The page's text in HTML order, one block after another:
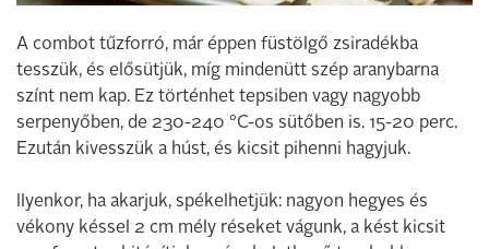
A combot tűzforró, már éppen füstölgő zsiradékba
tesszük, és elősütjük, míg mindenütt szép aranybarna
színt nem kap. Ez történhet tepsiben vagy nagyobb
serpenyőben, de 230-240 °C-os sütőben is. 15-20 perc.
Ezután kivesszük a húst, és kicsit pihenni hagyjuk.
Ilyenkor, ha akarjuk, spékelhetjük: nagyon hegyes és
vékony késsel 2 cm mély réseket vágunk, a kést kicsit